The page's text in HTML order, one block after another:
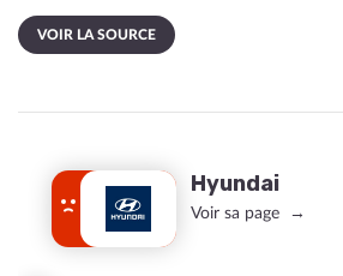
VOIR LA SOURCE
Hyundai
Voir sa page